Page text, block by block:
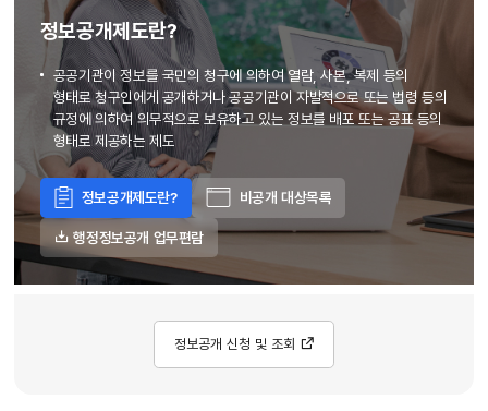
정보공개제도란?
공공기관이 정보를 국민의 청구에 의하여 열람, 사본, 복제 등의
형태로 청구인에게 공개하거나 공공기관이 자발적으로 또는 법령 등의
규정에 의하여 의무적으로 보유하고 있는 정보를 배포 또는 공표 등의
형태로 제공하는 제도
정보공개제도란? 비공개 대상목록
행정정보공개 업무편람
정보공개 신청 및 조회